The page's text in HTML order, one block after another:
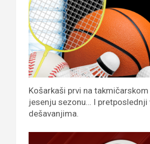
Košarkaši prvi na
jesenju sezonu… I
dešavanjima.